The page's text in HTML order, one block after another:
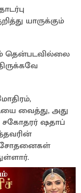
யாருக்கும்
தென்படவில்லை
வைத்து, அது
ஷதாப்